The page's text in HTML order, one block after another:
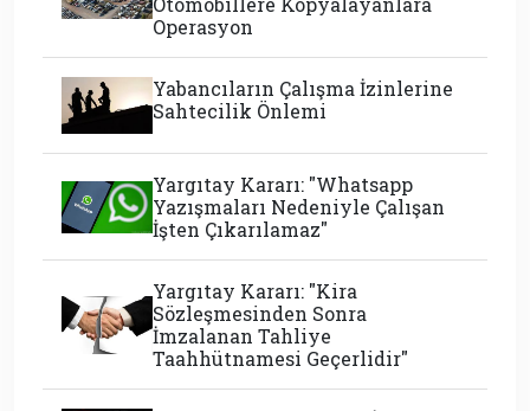
Operasyon
Yabancıların Çalışma İzinlerine
Sahtecilik Önlemi
Yargıtay Kararı: "Whatsapp
Yazışmaları Nedeniyle Çalışan
İşten Çıkarılamaz"
Yargıtay Kararı: "Kira
Sözleşmesinden Sonra
İmzalanan Tahliye
Taahhütnamesi Geçerlidir"